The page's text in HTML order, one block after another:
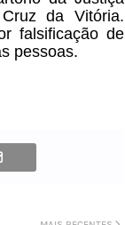
da Vitória.
falsificação de
pessoas.